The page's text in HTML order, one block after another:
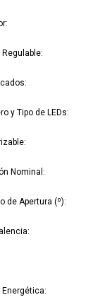
Regulable
y Tipo de LEDs
Nominal
de Apertura (º)
Energética